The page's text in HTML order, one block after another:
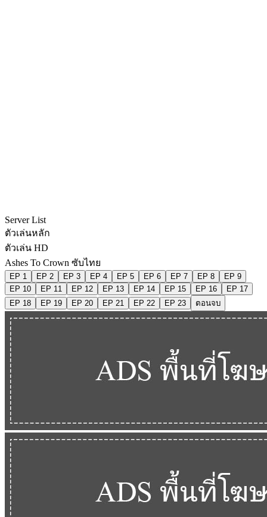
Server List
ตัวเล่นหลัก
ตัวเล่น HD
Ashes To Crown ซับไทย
EP 1 EP 2 EP 3 EP 4 EP 5 EP 6 EP 7 EP 8
EP 9
EP 10
EP 11 EP 12 EP 13 EP 14 EP 15 EP 16
EP 17
EP 18
EP 19 EP 20 EP 21 EP 22 EP 23 ตอนจบ